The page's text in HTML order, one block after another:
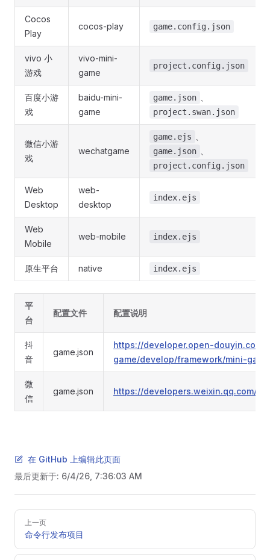
Cocos
Play
cocos-play game.config.json
vivo 小
游戏
vivo-mini-
game
project.config.json
百度小游
戏
baidu-mini-
game
game.json
project.swan.json
微信小游
戏
wechatgame
game.ejs
game.json
project.config.json
Web
Desktop
web-
desktop
index.ejs
Web
Mobile
web-mobile index.ejs
原生平台 native index.ejs
平
台
配置文件 配置说明
抖
音
game.json
https://developer.open-
game/develop/framework/mini-
微
信
game.json https://developers.weixin.qq.com/
在 GitHub 上编辑此页面
最后更新于: 6/4/26, 7:36:03 AM
Pager上一页
命令行发布项目